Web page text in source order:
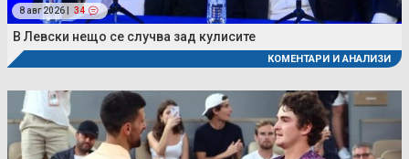
8 авг 2026 | 34
В Левски нещо се случва зад кулисите
КОМЕНТАРИ И АНАЛИЗИ